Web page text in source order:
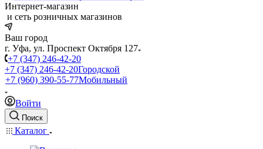
Интернет-магазин
и сеть розничных магазинов
Ваш город
г. Уфа, ул. Проспект Октября 127
+7 (347) 246-42-20
+7 (347) 246-42-20Городской
+7 (960) 390-55-77Мобильный
Войти
Поиск
Каталог